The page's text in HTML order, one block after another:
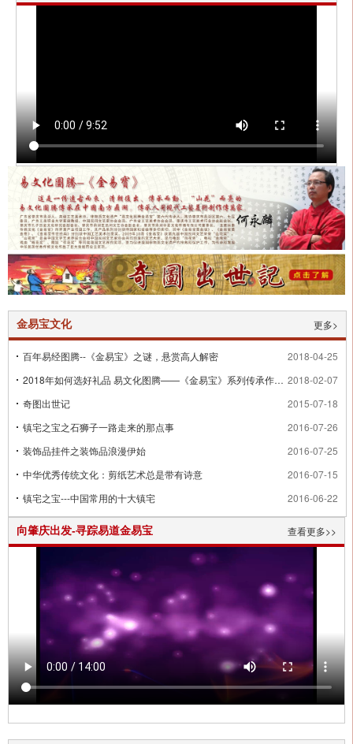
更多>
金易宝文化
2018-04-25
百年易经图腾--《金易宝》之谜，悬赏高人解密
2018-02-07
2018年如何选好礼品 易文化图腾——《金易宝》系列传承作品到了！
2015-07-18
奇图出世记
2016-07-26
镇宅之宝之石狮子一路走来的那点事
2016-07-25
装饰品挂件之装饰品浪漫伊始
2016-07-15
中华优秀传统文化：剪纸艺术总是带有诗意
2016-06-22
镇宅之宝---中国常用的十大镇宅
2016-06-20
装饰品挂件---墙上装饰品特色要点
2016-01-03
中国网库2015腾计划
“金易宝”在中国广东旅游文化节展示
查看更多>>
向肇庆出发-寻踪易道金易宝